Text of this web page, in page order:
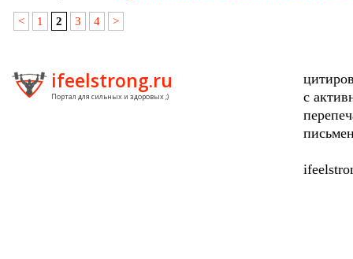
< 1 2 3 4 >
ifeelstrong.ru
Портал для сильных и здоровых ;)
с